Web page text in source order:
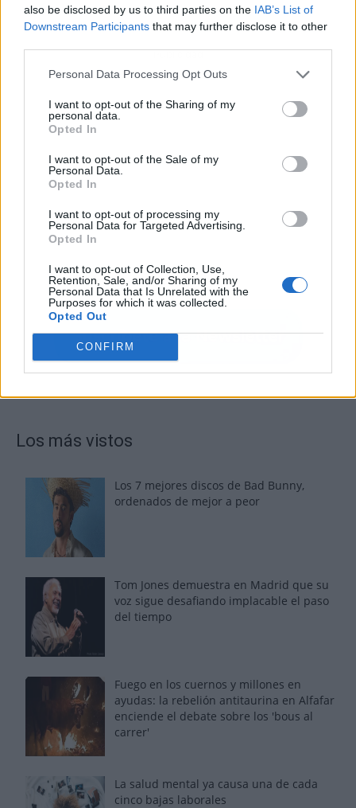
also be disclosed by us to third parties on the IAB’s List of
Downstream Participants that may further disclose it to other
Personal Data Processing Opt Outs
I want to opt-out of the Sharing of my
personal data.
Opted In
I want to opt-out of the Sale of my
Personal Data.
Opted In
I want to opt-out of processing my
Personal Data for Targeted Advertising.
Opted In
I want to opt-out of Collection, Use,
Retention, Sale, and/or Sharing of my
Personal Data that Is Unrelated with the
Purposes for which it was collected.
Opted Out
CONFIRM
Publicidad
Los más vistos
Los 7 mejores discos de Bad Bunny,
ordenados de mejor a peor
Tom Jones demuestra en Madrid que su
voz sigue desafiando implacable el paso
del tiempo
Fuego en los cuernos y millones en
ayudas: la rebelión antitaurina en Alfafar
enciende el debate sobre los 'bous al
carrer'
La salud mental ya causa una de cada
cinco bajas laborales